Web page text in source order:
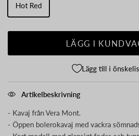
Hot Red
LÄGG I
Lägg till i
Artikelbeskrivning
- Kavaj från Vera Mont.
- Öppen bolerokavaj med vackra